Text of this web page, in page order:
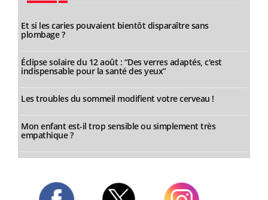
Et si les caries pouvaient bientôt disparaître sans
plombage ?
Éclipse solaire du 12 août : “Des verres adaptés, c'est
indispensable pour la santé des yeux”
Les troubles du sommeil modifient votre cerveau !
Mon enfant est-il trop sensible ou simplement très
empathique ?